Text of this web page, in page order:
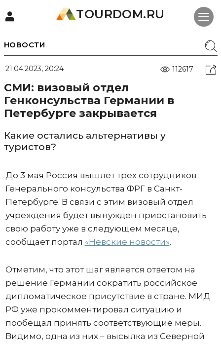
TOURDOM.RU
НОВОСТИ
21.04.2023, 20:24 112617
СМИ: визовый отдел
Генконсульства Германии в
Петербурге закрывается
Какие остались альтернативы у
туристов?
До 3 мая Россия вышлет трех сотрудников
Генерального консульства ФРГ в Санкт-
Петербурге. В связи с этим визовый отдел
учреждения будет вынужден приостановить
свою работу уже в следующем месяце,
сообщает портал «Невские новости».
Отметим, что этот шаг является ответом на
решение Германии сократить российское
дипломатическое присутствие в стране. МИД
РФ уже прокомментировал ситуацию и
пообещал принять соответствующие меры.
Видимо, одна из них – высылка из Северной